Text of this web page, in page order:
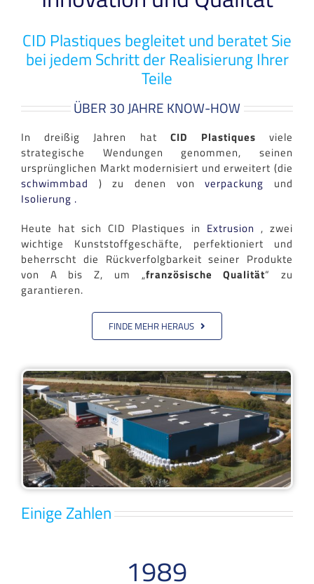
CID Plastiques begleitet und beratet Sie
bei jedem Schritt der Realisierung Ihrer
Teile
ÜBER 30 JAHRE KNOW-HOW
In dreißig Jahren hat CID Plastiquesviele
strategische Wendungen genommen, seinen
ursprünglichen Markt modernisiert und erweitert (die
schwimmbad ) zu denen vonverpackung und
Isolierung .
Heute hat sich CID Plastiques in Extrusion, zwei
wichtige Kunststoffgeschäfte, perfektioniert und
beherrscht die Rückverfolgbarkeit seiner Produkte
von A bis Z, um „französische Qualität“ zu
garantieren.
FINDE MEHR HERAUS
Einige Zahlen
1989